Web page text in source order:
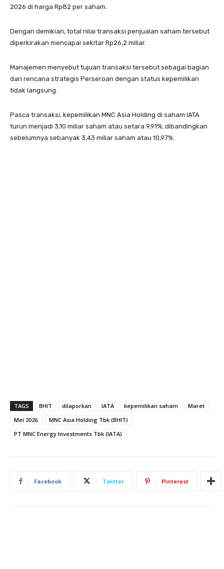
2026 di harga Rp82 per saham.
Dengan demikian, total nilai transaksi penjualan saham tersebut
diperkirakan mencapai sekitar Rp26,2 miliar.
Manajemen menyebut tujuan transaksi tersebut sebagai bagian
dari rencana strategis Perseroan dengan status kepemilikan
tidak langsung.
Pasca transaksi, kepemilikan MNC Asia Holding di saham IATA
turun menjadi 3,10 miliar saham atau setara 9,91%, dibandingkan
sebelumnya sebanyak 3,43 miliar saham atau 10,97%.
TAGS BHIT dilaporkan IATA kepemilikan saham
Maret
Mei 2026.
MNC Asia Holding Tbk (BHIT)
PT MNC Energy Investments Tbk (IATA)
Facebook Twitter Pinterest